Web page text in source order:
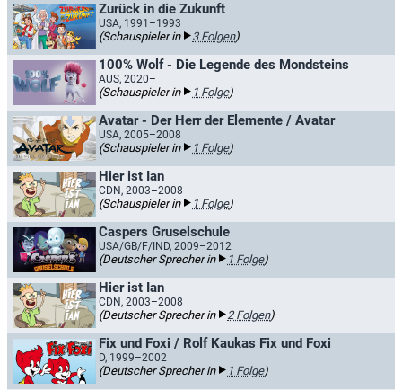
Zurück in die Zukunft
USA, 1991–1993
(Schauspieler in 3 Folgen)
100% Wolf - Die Legende des Mondsteins
AUS, 2020–
(Schauspieler in 1 Folge)
Avatar - Der Herr der Elemente / Avatar
USA, 2005–2008
(Schauspieler in 1 Folge)
Hier ist Ian
CDN, 2003–2008
(Schauspieler in 1 Folge)
Caspers Gruselschule
USA/GB/F/IND, 2009–2012
(Deutscher Sprecher in 1 Folge)
Hier ist Ian
CDN, 2003–2008
(Deutscher Sprecher in 2 Folgen)
Fix und Foxi / Rolf Kaukas Fix und Foxi
D, 1999–2002
(Deutscher Sprecher in 1 Folge)